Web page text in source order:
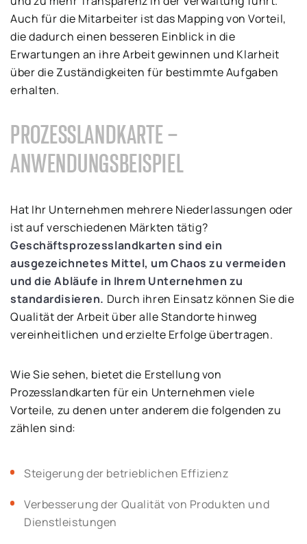
Auch für die Mitarbeiter ist das Mapping von Vorteil,
die dadurch einen besseren Einblick in die
Erwartungen an ihre Arbeit gewinnen und Klarheit
über die Zuständigkeiten für bestimmte Aufgaben
erhalten.
PROZESSLANDKARTE –
ANWENDUNGSBEISPIEL
Hat Ihr Unternehmen mehrere Niederlassungen oder
ist auf verschiedenen Märkten tätig?
Geschäftsprozesslandkarten sind ein
ausgezeichnetes Mittel, um Chaos zu vermeiden
und die Abläufe in Ihrem Unternehmen zu
standardisieren. Durch ihren Einsatz können Sie die
Qualität der Arbeit über alle Standorte hinweg
vereinheitlichen und erzielte Erfolge übertragen.
Wie Sie sehen, bietet die Erstellung von
Prozesslandkarten für ein Unternehmen viele
Vorteile, zu denen unter anderem die folgenden zu
zählen sind:
Steigerung der betrieblichen Effizienz
Verbesserung der Qualität von Produkten und
Dienstleistungen